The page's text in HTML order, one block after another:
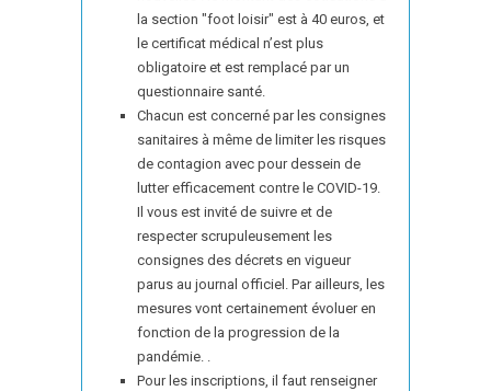
la section "foot loisir" est à 40 euros, et
le certificat médical n’est plus
obligatoire et est remplacé par un
questionnaire santé.
Chacun est concerné par les consignes
sanitaires à même de limiter les risques
de contagion avec pour dessein de
lutter efficacement contre le COVID-19.
Il vous est invité de suivre et de
respecter scrupuleusement les
consignes des décrets en vigueur
parus au journal officiel. Par ailleurs, les
mesures vont certainement évoluer en
fonction de la progression de la
pandémie. .
Pour les inscriptions, il faut renseigner